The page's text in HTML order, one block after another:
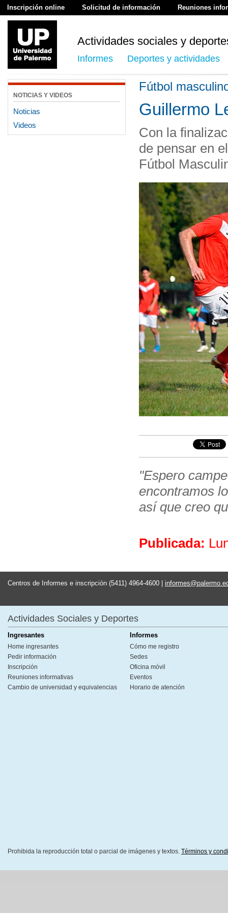
Inscripción online Solicitud de información Reuniones
Actividades sociales y
Informes Deportes y actividades
NOTICIAS Y VIDEOS
Noticias
Videos
Fútbol
Guillermo
Con la
de pensar en
Fútbol
"Espero
encontramos
así que creo
Publicada:
Centros de Informes e inscripción (5411) 4964-4600 |
Actividades Sociales y Deportes
Ingresantes
Home ingresantes
Pedir información
Inscripción
Reuniones informativas
Cambio de universidad y equivalencias
Informes
Cómo me registro
Sedes
Oficina móvil
Eventos
Horario de atención
Prohibida la reproducción total o parcial de imágenes y textos. Términos y